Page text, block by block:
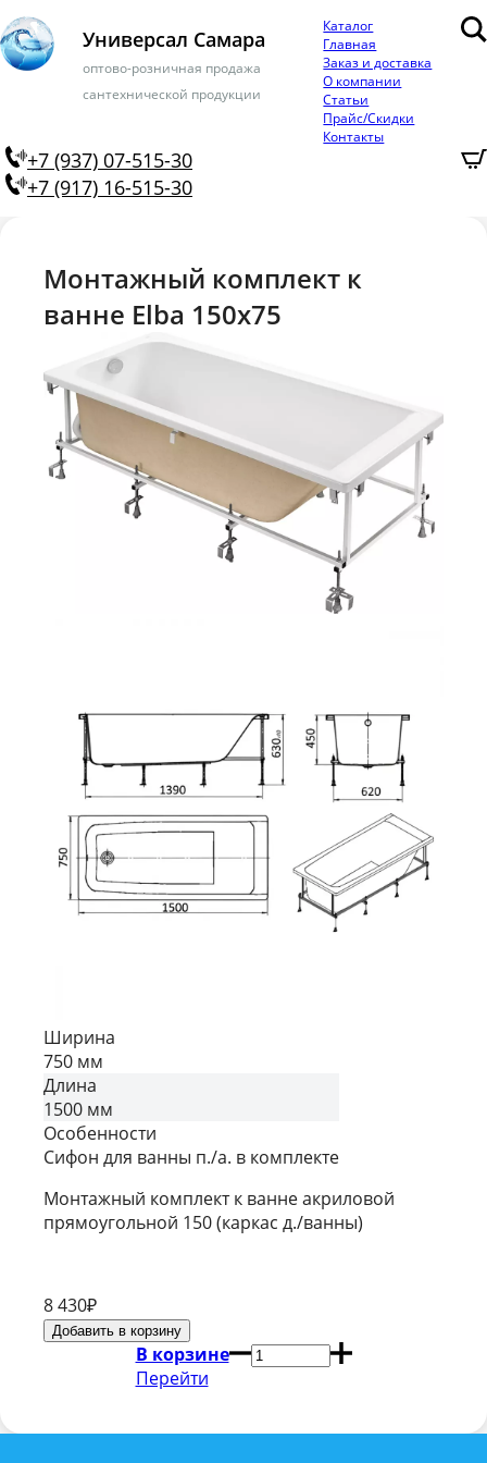
Универсал Самара
оптово-розничная продажа
сантехнической продукции
Каталог
Главная
Заказ и доставка
О компании
Статьи
Прайс/Скидки
Контакты
+7 (937) 07-515-30
+7 (917) 16-515-30
Монтажный комплект к
ванне Elba 150х75
Ширина
750 мм
Длина
1500 мм
Особенности
Сифон для ванны п./а. в комплекте
Монтажный комплект к ванне акриловой
прямоугольной 150 (каркас д./ванны)
8 430₽
В корзине
Перейти